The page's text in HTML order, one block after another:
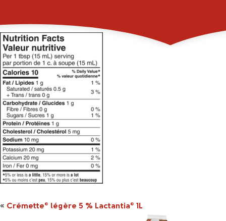
« Crémette ® légère 5 % Lactantia® 1L